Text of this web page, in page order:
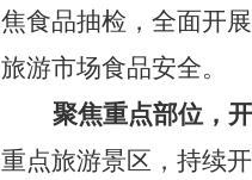
焦食品抽检，全面开
旅游市场食品安全。
聚焦重点部位，
重点旅游景区 ， 持续